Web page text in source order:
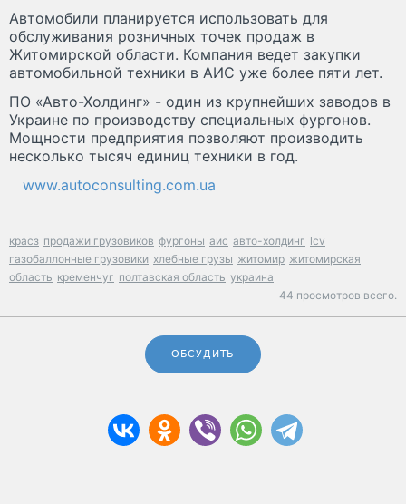
Автомобили планируется использовать для
обслуживания розничных точек продаж в
Житомирской области. Компания ведет закупки
автомобильной техники в АИС уже более пяти лет.
ПО «Авто-Холдинг» - один из крупнейших заводов в
Украине по производству специальных фургонов.
Мощности предприятия позволяют производить
несколько тысяч единиц техники в год.
www.autoconsulting.com.ua
красз продажи грузовиков фургоны аис авто-холдинг lcv
газобаллонные грузовики хлебные грузы житомир житомирская
область кременчуг полтавская область украина
44 просмотров всего.
ОБСУДИТЬ